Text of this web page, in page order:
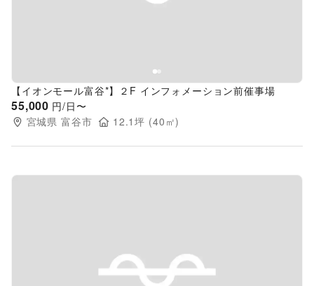
【イオンモール富谷*】２F インフォメーション前催事場
55,000 円/日〜
宮城県 富谷市 12.1坪 (40 ㎡)
Previous slide